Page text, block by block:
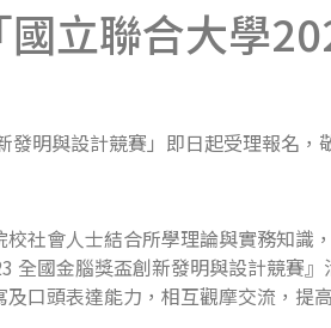
立聯合大學
發明與設計競賽」即日起受理報名，
社會人士結合所學理論與實務知識
全國金腦獎盃創新發明與設計競賽
口頭表達能力，相互觀摩交流，